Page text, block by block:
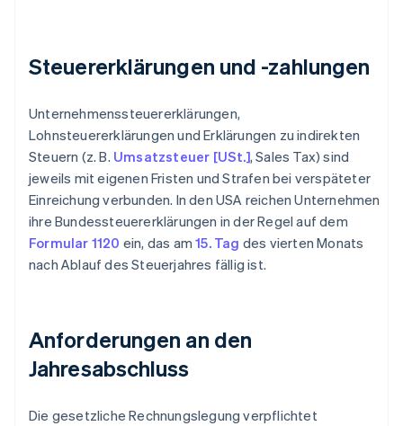
Steuererklärungen und -zahlungen
Unternehmenssteuererklärungen,
Lohnsteuererklärungen und Erklärungen zu indirekten
Steuern (z. B. Umsatzsteuer [USt.], Sales Tax) sind
jeweils mit eigenen Fristen und Strafen bei verspäteter
Einreichung verbunden. In den USA reichen Unternehmen
ihre Bundessteuererklärungen in der Regel auf dem
Formular 1120 ein, das am15. Tag des vierten Monats
nach Ablauf des Steuerjahres fällig ist.
Anforderungen an den
Jahresabschluss
Die gesetzliche Rechnungslegung verpflichtet